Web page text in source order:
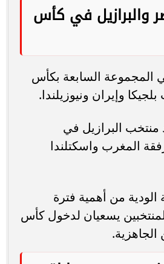
والبرازيل في كأس
السابعة بكأس
منتخب البرازيل في
المغرب واسكتلندا
الودية من أهمية فترة
يسعيان لدخول كأس
الجاهزية.